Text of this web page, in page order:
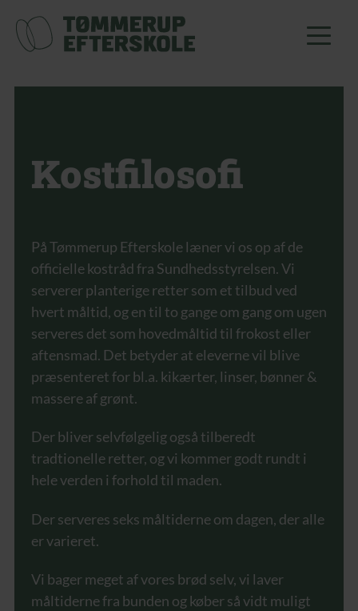
Kost­filosofi
På Tømmerup Efterskole læner vi os op af de
officielle kostråd fra Sundhedsstyrelsen. Vi
serverer planterige retter som et tilbud ved
hvert måltid, og en til to gange om gang om ugen
serveres det som hovedmåltid til frokost eller
aftensmad. Det betyder at eleverne vil blive
præsenteret for bl.a. kikærter, linser, bønner &
massere af grønt.
Der bliver selvfølgelig også tilberedt
tradtionelle retter, og vi kommer godt rundt i
hele verden i forhold til maden.
Der serveres seks måltiderne om dagen, der alle
er varieret.
Vi bager meget af vores brød selv, vi laver
måltiderne fra bunden og køber så vidt muligt